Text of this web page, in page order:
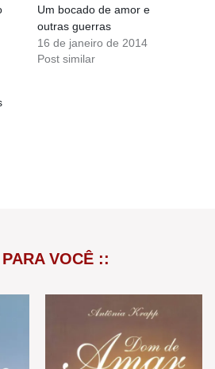
Um bocado de amor e
outras guerras
16 de janeiro de 2014
Post similar
VOCÊ ::